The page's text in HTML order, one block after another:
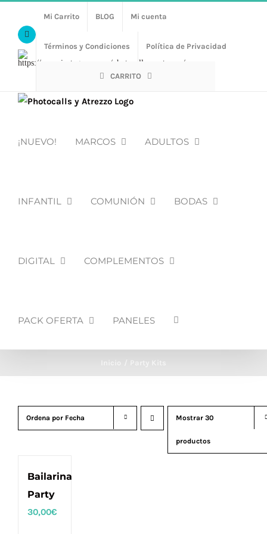
contenidoFacebook
Https://www.instagram.com/photocalls_y_atrezzo/
Mi Carrito BLOG Mi cuenta
Términos y Condiciones Política de Privacidad
CARRITO
¡NUEVO! MARCOS ADULTOS
INFANTIL COMUNIÓN BODAS
DIGITAL COMPLEMENTOS
PACK OFERTA PANELES
Inicio Party Kits
Ordena por Fecha Mostrar 30
productos
Bailarina
Party
30,00€